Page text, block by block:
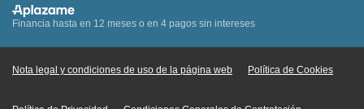
Financia hasta en 12 meses o en 4 pagos sin intereses
Nota legal y condiciones de uso de la página web Política de Cookies